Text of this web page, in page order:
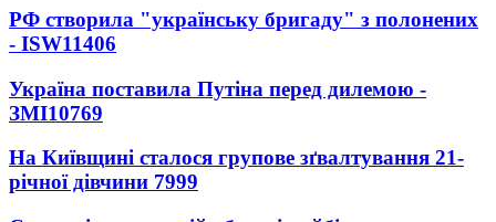
РФ створила "українську бригаду" з полонених
- ISW11406
Україна поставила Путіна перед дилемою -
ЗМІ10769
На Київщині сталося групове зґвалтування 21-
річної дівчини 7999